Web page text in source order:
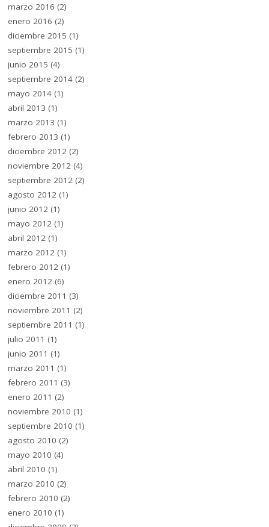
marzo 2016 (2)
enero 2016 (2)
diciembre 2015 (1)
septiembre 2015 (1)
junio 2015 (4)
septiembre 2014 (2)
mayo 2014 (1)
abril 2013 (1)
marzo 2013 (1)
febrero 2013 (1)
diciembre 2012 (2)
noviembre 2012 (4)
septiembre 2012 (2)
agosto 2012 (1)
junio 2012 (1)
mayo 2012 (1)
abril 2012 (1)
marzo 2012 (1)
febrero 2012 (1)
enero 2012 (6)
diciembre 2011 (3)
noviembre 2011 (2)
septiembre 2011 (1)
julio 2011 (1)
junio 2011 (1)
marzo 2011 (1)
febrero 2011 (3)
enero 2011 (2)
noviembre 2010 (1)
septiembre 2010 (1)
agosto 2010 (2)
mayo 2010 (4)
abril 2010 (1)
marzo 2010 (2)
febrero 2010 (2)
enero 2010 (1)